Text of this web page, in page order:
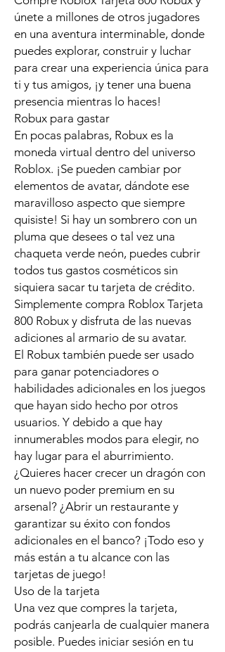
únete a millones de otros jugadores
en una aventura interminable, donde
puedes explorar, construir y luchar
para crear una experiencia única para
ti y tus amigos, ¡y tener una buena
presencia mientras lo haces!
Robux para gastar
En pocas palabras, Robux es la
moneda virtual dentro del universo
Roblox. ¡Se pueden cambiar por
elementos de avatar, dándote ese
maravilloso aspecto que siempre
quisiste! Si hay un sombrero con un
pluma que desees o tal vez una
chaqueta verde neón, puedes cubrir
todos tus gastos cosméticos sin
siquiera sacar tu tarjeta de crédito.
Simplemente compra Roblox Tarjeta
800 Robux y disfruta de las nuevas
adiciones al armario de su avatar.
El Robux también puede ser usado
para ganar potenciadores o
habilidades adicionales en los juegos
que hayan sido hecho por otros
usuarios. Y debido a que hay
innumerables modos para elegir, no
hay lugar para el aburrimiento.
¿Quieres hacer crecer un dragón con
un nuevo poder premium en su
arsenal? ¿Abrir un restaurante y
garantizar su éxito con fondos
adicionales en el banco? ¡Todo eso y
más están a tu alcance con las
tarjetas de juego!
Uso de la tarjeta
Una vez que compres la tarjeta,
podrás canjearla de cualquier manera
posible. Puedes iniciar sesión en tu